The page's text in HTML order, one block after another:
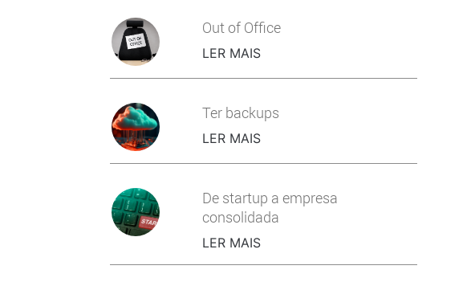
Out of Office
LER MAIS
Ter backups
LER MAIS
De startup a empresa
consolidada
LER MAIS